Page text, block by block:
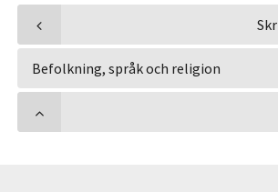
Befolkning, språk och religion